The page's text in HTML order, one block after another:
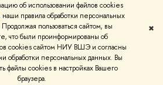
об использовании файлов cookies
наши правила обработки персональных
Продолжая пользоваться сайтом, вы
что были проинформированы об
cookies сайтом НИУ ВШЭ и согласны
обработки персональных данных. Вы
файлы cookies в настройках Вашего
браузера.
✖
и контакты Условия использования
Карта сайта
разработаны вШколе дизайна НИУ ВШЭ